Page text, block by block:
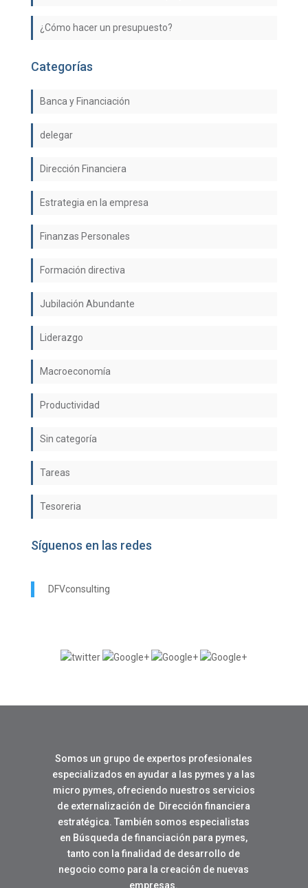
¿Cómo hacer un presupuesto?
Categorías
Banca y Financiación
delegar
Dirección Financiera
Estrategia en la empresa
Finanzas Personales
Formación directiva
Jubilación Abundante
Liderazgo
Macroeconomía
Productividad
Sin categoría
Tareas
Tesoreria
Síguenos en las redes
DFVconsulting
Somos un grupo de expertos profesionales
especializados en ayudar a las pymes y a las
micro pymes, ofreciendo nuestros servicios
de externalización de Dirección financiera
estratégica. También somos especialistas
en Búsqueda de financiación para pymes,
tanto con la finalidad de desarrollo de
negocio como para la creación de nuevas
empresas.